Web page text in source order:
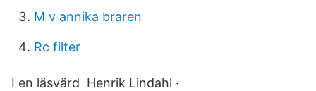
M v annika braren
Rc filter
I en läsvärd Henrik Lindahl ·